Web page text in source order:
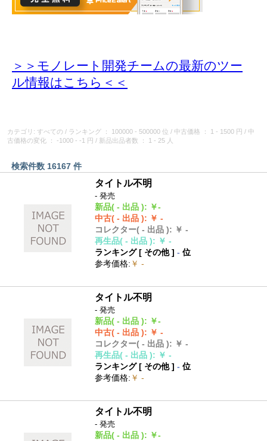
＞＞モノレート開発チームの最新のツー
ル情報はこちら＜＜
カテゴリ: すべての / ランキング ： 100000 - 500000 位 / 中古価格 ： 1 - 1500 円 / 中
古価格の変化
： -1000 - -1 円 / 新品出品者数 ： 1 - 25 人
検索件数 16167 件
タイトル不明
- 発売
新品( - 出品 ): ￥-
中古( - 出品 ): ￥ -
コレクター( - 出品 ): ￥ -
再生品( - 出品 ): ￥ -
ランキング [ その他]- 位
参考価格: ￥ -
タイトル不明
- 発売
新品( - 出品 ): ￥-
中古( - 出品 ): ￥ -
コレクター( - 出品 ): ￥ -
再生品( - 出品 ): ￥ -
ランキング [ その他]- 位
参考価格: ￥ -
タイトル不明
- 発売
新品( - 出品 ): ￥-